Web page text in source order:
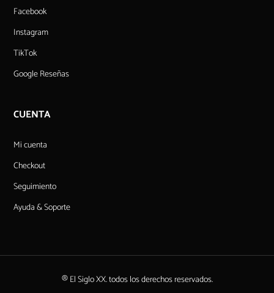
Facebook
Instagram
TikTok
Google Reseñas
CUENTA
Mi cuenta
Checkout
Seguimiento
Ayuda & Soporte
® El Siglo XX. todos los derechos reservados.